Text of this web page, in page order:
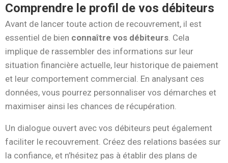
Comprendre le profil de vos débiteurs
Avant de lancer toute action de recouvrement, il est
essentiel de bien connaître vos débiteurs . Cela
implique de rassembler des informations sur leur
situation financière actuelle, leur historique de paiement
et leur comportement commercial. En analysant ces
données, vous pourrez personnaliser vos démarches et
maximiser ainsi les chances de récupération.
Un dialogue ouvert avec vos débiteurs peut également
faciliter le recouvrement. Créez des relations basées sur
la confiance, et n’hésitez pas à établir des plans de